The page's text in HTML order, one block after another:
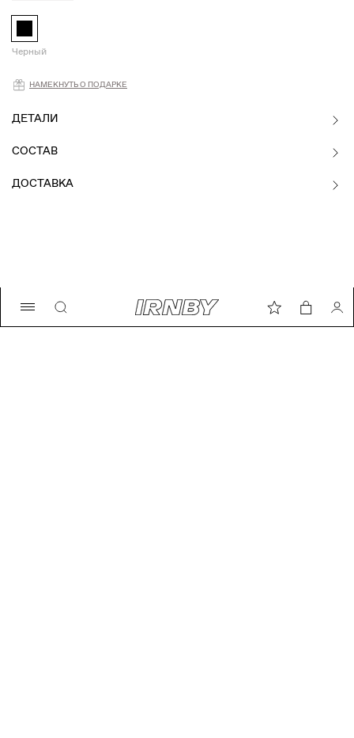
Черный
Намекнуть о подарке
НАМЕКНУТЬ О ПОДАРКЕ
ДЕТАЛИ
СОСТАВ
ДОСТАВКА